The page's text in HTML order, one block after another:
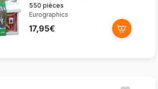
550 pièces
Eurographics
17,95€